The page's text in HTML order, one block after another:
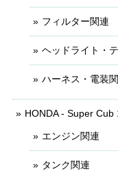
フィルター関連
ヘッドライト・
ハーネス・電装
HONDA - Super Cub
エンジン関連
タンク関連